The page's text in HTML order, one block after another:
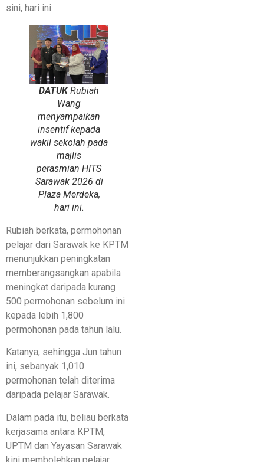
sini, hari ini.
DATUKRubiah
Wang
menyampaikan
insentif kepada
wakil sekolah pada
majlis
perasmian HITS
Sarawak 2026 di
Plaza Merdeka,
hari ini.
Rubiah berkata, permohonan
pelajar dari Sarawak ke KPTM
menunjukkan peningkatan
memberangsangkan apabila
meningkat daripada kurang
500 permohonan sebelum ini
kepada lebih 1,800
permohonan pada tahun lalu.
Katanya, sehingga Jun tahun
ini, sebanyak 1,010
permohonan telah diterima
daripada pelajar Sarawak.
Dalam pada itu, beliau berkata
kerjasama antara KPTM,
UPTM dan Yayasan Sarawak